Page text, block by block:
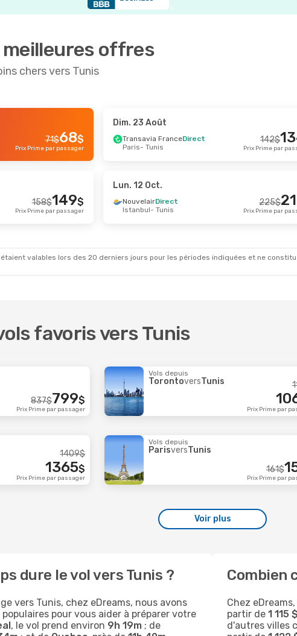
meilleures offres
chers vers Tunis
Lun. 12 Oct. - Jeu. 15 Oct.
Transavia France
Direct
Mar. 15
Transavia
Ven. 23 Oct.- Mar. 27 Oct.
Tunis
- Milan
248$
Prix Prime par passager
Ven. 28
-
71$68$
Prix Prime par passager
Dim. 23 Août
Transavia FranceDirect
Paris- Tunis
142$
Prix Prime par
158$149$
Prix Prime par passager
Lun. 12 Oct.
NouvelairDirect
Istanbul- Tunis
225$
Prix Prime par
valables lors des 20 derniers jours pour les périodes indiquées et ne
favoris vers Tunis
837$799$
Prix Prime par passager
Vols depuis
TorontoversTunis
Prix Prime par
1409$
1365$
Prix Prime par passager
Vols depuis
ParisversTunis
161$
Prix Prime par
Voir plus
dure le vol vers Tunis ?
vers Tunis, chez eDreams, nous avons
pour vous aider à préparer votre
, le vol prend environ 9h 19m ; de
Combien
Chez
partir de 1 115 $
d'autres villes